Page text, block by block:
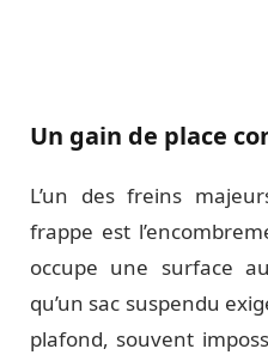
Un gain de place
L’un des freins
frappe est
occupe une surface
qu’un sac suspendu
plafond, souvent